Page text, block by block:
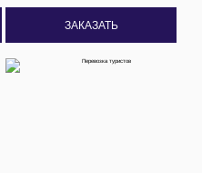
ЗАКАЗАТЬ